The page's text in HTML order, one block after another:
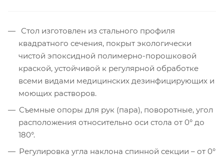
Стол изготовлен из стального профиля
квадратного сечения, покрыт экологически
чистой эпоксидной полимерно-порошковой
краской, устойчивой к регулярной обработке
всеми видами медицинских дезинфицирующих и
моющих растворов.
Съемные опоры для рук (пара), поворотные, угол
расположения относительно оси стола от 0° до
180°.
Регулировка угла наклона спинной секции – от 0°